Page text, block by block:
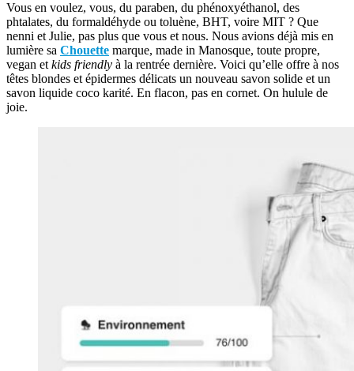
Vous en voulez, vous, du paraben, du phénoxyéthanol, des
phtalates, du formaldéhyde ou toluène, BHT, voire MIT ? Que
nenni et Julie, pas plus que vous et nous. Nous avions déjà mis en
lumière sa Chouette marque, made in Manosque, toute propre,
vegan et kids friendly à la rentrée dernière. Voici qu’elle offre à nos
têtes blondes et épidermes délicats un nouveau savon solide et un
savon liquide coco karité. En flacon, pas en cornet. On hulule de
joie.